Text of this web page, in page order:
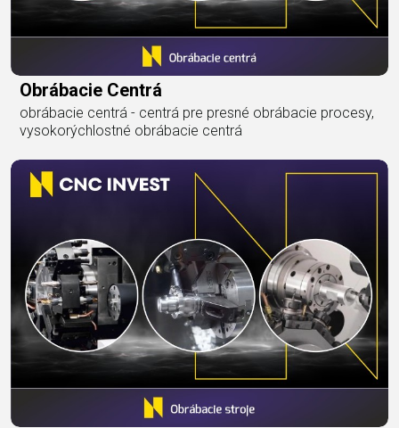
Obrábacie Centrá
obrábacie centrá - centrá pre presné obrábacie procesy,
vysokorýchlostné obrábacie centrá